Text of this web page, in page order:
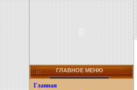
ГЛАВНОЕ МЕНЮ
Главная